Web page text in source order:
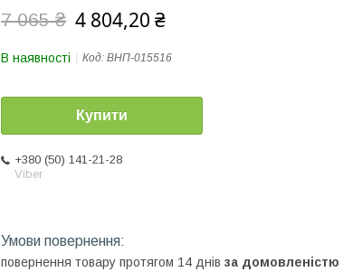
7 065 ₴ 4 804,20 ₴
В наявності Код: ВНП-015516
Купити
+380 (50) 141-21-28
Viber
повернення товару протягом 14 днів за домовленістю